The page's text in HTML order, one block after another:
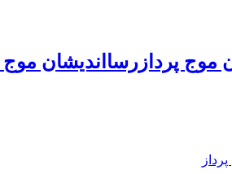
رسااندیشان موج